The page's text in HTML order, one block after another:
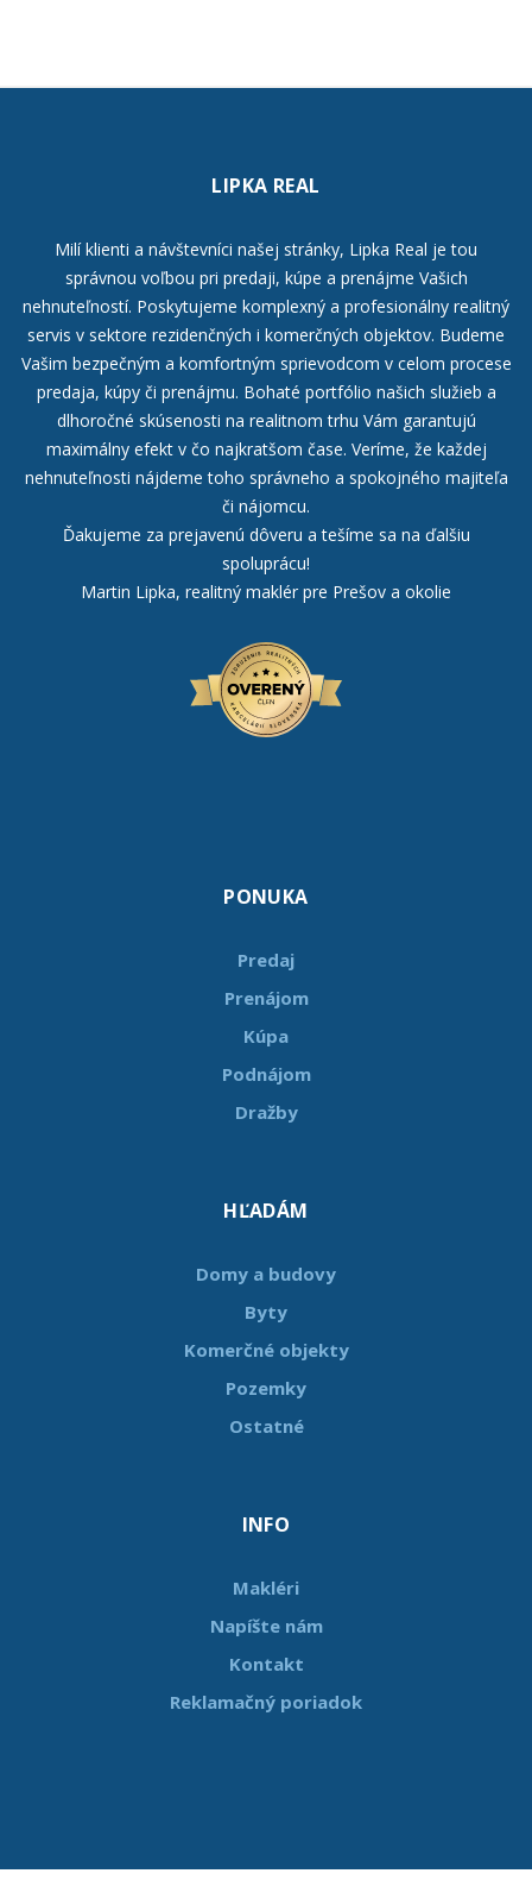
LIPKA REAL
Milí klienti a návštevníci našej stránky, Lipka Real je tou
správnou voľbou pri predaji, kúpe a prenájme Vašich
nehnuteľností. Poskytujeme komplexný a profesionálny realitný
servis v sektore rezidenčných i komerčných objektov. Budeme
Vašim bezpečným a komfortným sprievodcom v celom procese
predaja, kúpy či prenájmu. Bohaté portfólio našich služieb a
dlhoročné skúsenosti na realitnom trhu Vám garantujú
maximálny efekt v čo najkratšom čase. Veríme, že každej
nehnuteľnosti nájdeme toho správneho a spokojného majiteľa
či nájomcu.
Ďakujeme za prejavenú dôveru a tešíme sa na ďalšiu
spoluprácu!
Martin Lipka, realitný maklér pre Prešov a okolie
PONUKA
Predaj
Prenájom
Kúpa
Podnájom
Dražby
HĽADÁM
Domy a budovy
Byty
Komerčné objekty
Pozemky
Ostatné
INFO
Makléri
Napíšte nám
Kontakt
Reklamačný poriadok